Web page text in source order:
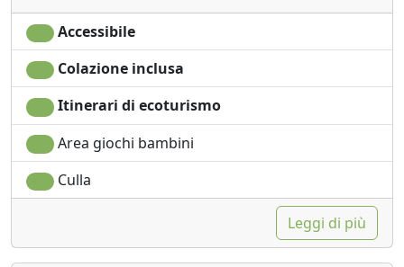
Accessibile
Colazione inclusa
Itinerari di ecoturismo
Area giochi bambini
Culla
Leggi di più